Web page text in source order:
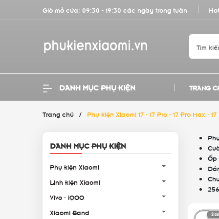
Giờ mở cửa: 09:30 - 19:30 các ngày trong tuần
DANH MỤC PHỤ KIỆN TRANG
Trang chủ / Phụ kiện Xiaomi 17 - 17 Pro - 17 Pro Max -
DANH MỤC PHỤ KIỆN
Phụ kiện Xiaomi
Linh kiện Xiaomi
Vivo - iQOO
Xiaomi Band
Ốp